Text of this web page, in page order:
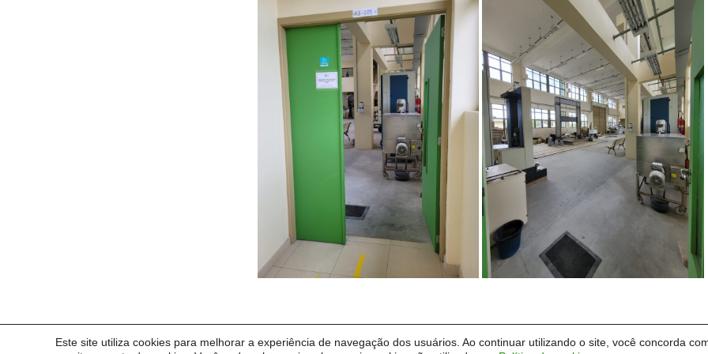
Este site utiliza cookies para melhorar a experiência de navegação dos usuários. Ao continuar utilizando o site, você concorda